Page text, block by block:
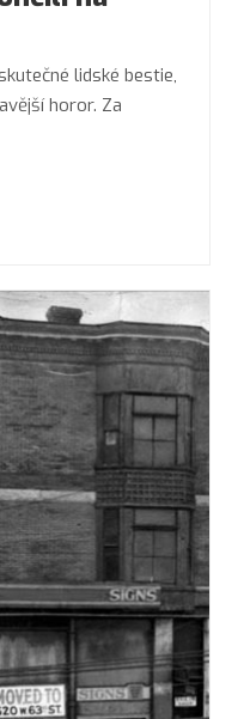
lidské bestie,
horor. Za